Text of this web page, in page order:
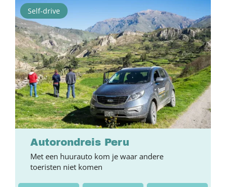
Self-drive
Autorondreis Peru
Met een huurauto kom je waar andere
toeristen niet komen